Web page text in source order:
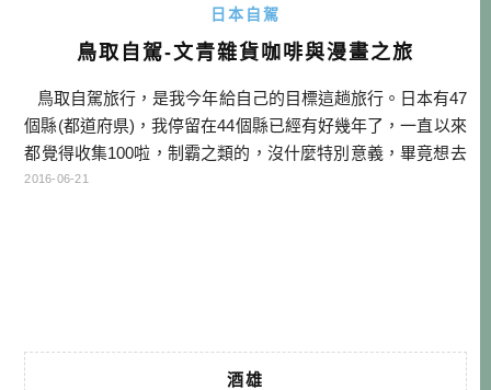
日本自駕
鳥取自駕-文青雜貨咖啡與漫畫之旅
鳥取自駕旅行，是我今年給自己的目標這趟旅行。日本有47
個縣(都道府県)，我停留在44個縣已經有好幾年了，一直以來
都覺得收集100啦，制霸之類的，沒什麼特別意義，畢竟想去
還沒去的地方還那麼多。不過因為年初一個轉念，我開始認
2016-06-21
酒雄